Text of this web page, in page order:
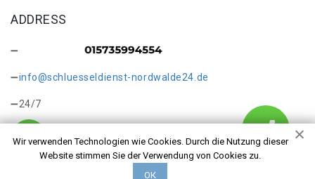
Wir verwenden Technologien wie Cookies. Durch die Nutzung dieser
Website stimmen Sie der Verwendung von Cookies zu.
ОК
ADDRESS
info@schluesseldienst-nordwalde24.de
24/7